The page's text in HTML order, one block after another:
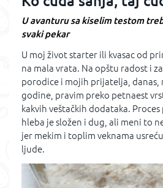
U avanturu sa kiselim testom
svaki pekar
U moj život starter ili kvasac od
na mala vrata. Na opštu radost i
porodice i mojih prijatelja, danas,
godine, pravim preko petnaest
kakvih veštačkih dodataka.
hleba je složen i dug, ali meni to
jer mekim i toplim veknama
ljude.